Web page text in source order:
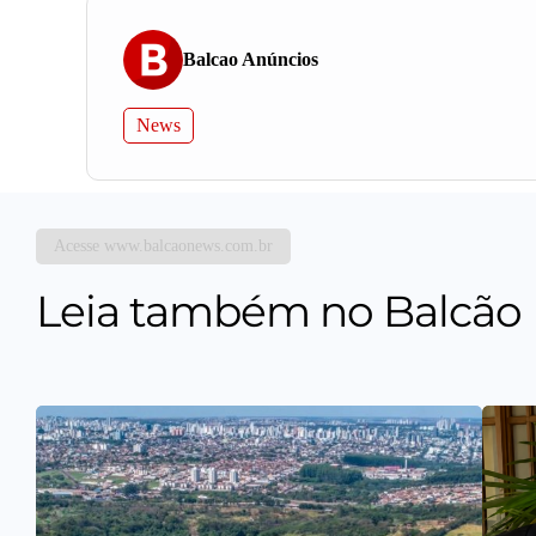
Balcao Anúncios
News
Acesse www.balcaonews.com.br
Leia também no Balcão